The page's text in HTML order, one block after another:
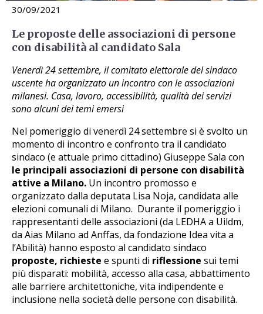
30/09/2021
Le proposte delle associazioni di persone
con disabilità al candidato Sala
Venerdì 24 settembre, il comitato elettorale del sindaco
uscente ha organizzato un incontro con le associazioni
milanesi. Casa, lavoro, accessibilità, qualità dei servizi
sono alcuni dei temi emersi
Nel pomeriggio di venerdì 24 settembre si è svolto un
momento di incontro e confronto tra il candidato
sindaco (e attuale primo cittadino) Giuseppe Sala con
le principali associazioni di persone con disabilità
attive a Milano. Un incontro promosso e
organizzato dalla deputata Lisa Noja, candidata alle
elezioni comunali di Milano. Durante il pomeriggio i
rappresentanti delle associazioni (da LEDHA a Uildm,
da Aias Milano ad Anffas, da fondazione Idea vita a
l’Abilità) hanno esposto al candidato sindaco
proposte, richieste e spunti di riflessione sui temi
più disparati: mobilità, accesso alla casa, abbattimento
alle barriere architettoniche, vita indipendente e
inclusione nella società delle persone con disabilità.